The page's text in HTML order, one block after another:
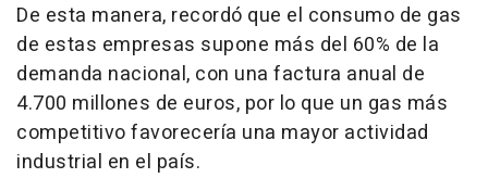
De esta manera, recordó que el consumo de gas
de estas empresas supone más del 60% de la
demanda nacional, con una factura anual de
4.700 millones de euros, por lo que un gas más
competitivo favorecería una mayor actividad
industrial en el país.